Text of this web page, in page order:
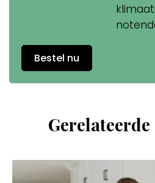
Bestel nu